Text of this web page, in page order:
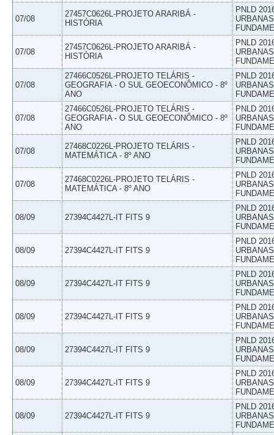
07/08
27457C0626L-PROJETO ARARIBÁ -
HISTÓRIA
PNLD
07/08
27457C0626L-PROJETO ARARIBÁ -
HISTÓRIA
PNLD
07/08
27466C0526L-PROJETO TELÁRIS -
GEOGRAFIA - O SUL GEOECONÔMICO - 8º
ANO
PNLD
07/08
27466C0526L-PROJETO TELÁRIS -
GEOGRAFIA - O SUL GEOECONÔMICO - 8º
ANO
PNLD
07/08
27468C0226L-PROJETO TELÁRIS -
MATEMÁTICA - 8º ANO
PNLD
07/08
27468C0226L-PROJETO TELÁRIS -
MATEMÁTICA - 8º ANO
PNLD
08/09 27394C4427L-IT FITS 9
PNLD
08/09 27394C4427L-IT FITS 9
PNLD
08/09 27394C4427L-IT FITS 9
PNLD
08/09 27394C4427L-IT FITS 9
PNLD
08/09 27394C4427L-IT FITS 9
PNLD
08/09 27394C4427L-IT FITS 9
PNLD
08/09 27394C4427L-IT FITS 9
PNLD